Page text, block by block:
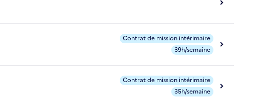
Contrat de mission intérimaire
39h/semaine
Contrat de mission intérimaire
35h/semaine